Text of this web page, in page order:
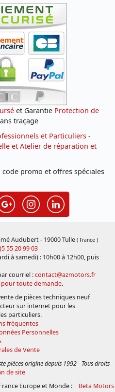
et Garantie Protection de
traçage
et Particuliers -
et Atelier de réparation et
code promo et offres spéciales
Audubert - 19000 Tulle ( France )
55 20 99 03
à samedi) : 10h00 à 12h00, puis
courriel :contact@azmotors.fr
toute demande.
de pièces techniques neuf
sur internet pour les
particuliers.
fréquentes
Personnelles
de Vente
pièces origine depuis 1992 - Tous droits
de site
Europe et Monde :
Beta Motors